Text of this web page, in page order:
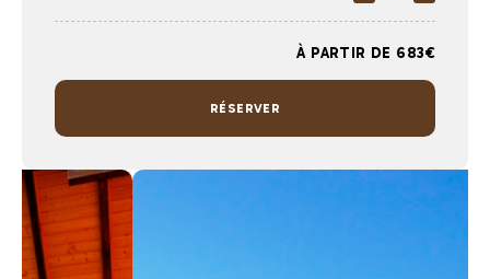
À PARTIR DE 683€
RÉSERVER